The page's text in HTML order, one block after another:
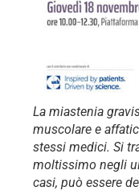
La miastenia
muscolare e
stessi medici. Si
moltissimo negli
casi, può essere